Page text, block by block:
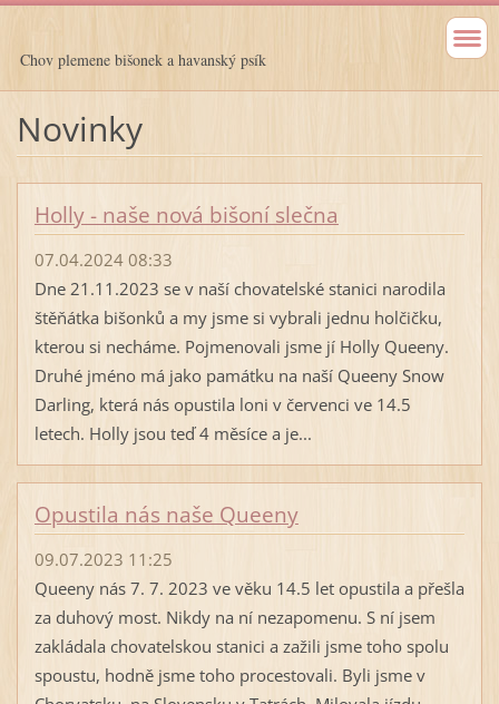
Chov plemene bišonek a havanský psík
Novinky
Holly - naše nová bišoní slečna
07.04.2024 08:33
Dne 21.11.2023 se v naší chovatelské stanici narodila
štěňátka bišonků a my jsme si vybrali jednu holčičku,
kterou si necháme. Pojmenovali jsme jí Holly Queeny.
Druhé jméno má jako památku na naší Queeny Snow
Darling, která nás opustila loni v červenci ve 14.5
letech. Holly jsou teď 4 měsíce a je...
Opustila nás naše Queeny
09.07.2023 11:25
Queeny nás 7. 7. 2023 ve věku 14.5 let opustila a přešla
za duhový most. Nikdy na ní nezapomenu. S ní jsem
zakládala chovatelskou stanici a zažili jsme toho spolu
spoustu, hodně jsme toho procestovali. Byli jsme v